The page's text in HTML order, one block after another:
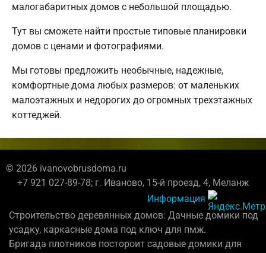
малогабаритных домов с небольшой площадью.
Тут вы сможете найти простые типовые планировки
домов с ценами и фотографиями.
Мы готовы предложить необычные, надежные,
комфортные дома любых размеров: от маленьких
малоэтажных и недорогих до огромных трехэтажных
коттеджей.
© 2026 ivanovobrusdoma.ru
+7 921 027-89-78; г. Иваново, 15-й проезд, 4, Меланж
Информация
Строительство деревянных домов: Дачные домики под
усадку, каркасные дома под ключ для пмж.
Бригада плотников постороит садовые домики для